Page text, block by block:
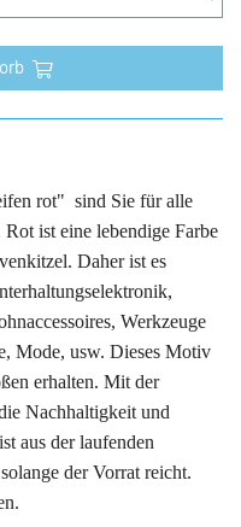
rot" sind Sie für alle
ist eine lebendige Farbe
Daher ist es
Werkzeuge
Mode, usw. Dieses Motiv
erhalten. Mit der
Nachhaltigkeit und
aus der laufenden
der Vorrat reicht.